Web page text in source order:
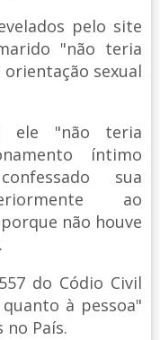
pelo site
"não teria
sexual
ele "não teria
íntimo
sua
ao
não houve
do Códio Civil
à pessoa"
País.